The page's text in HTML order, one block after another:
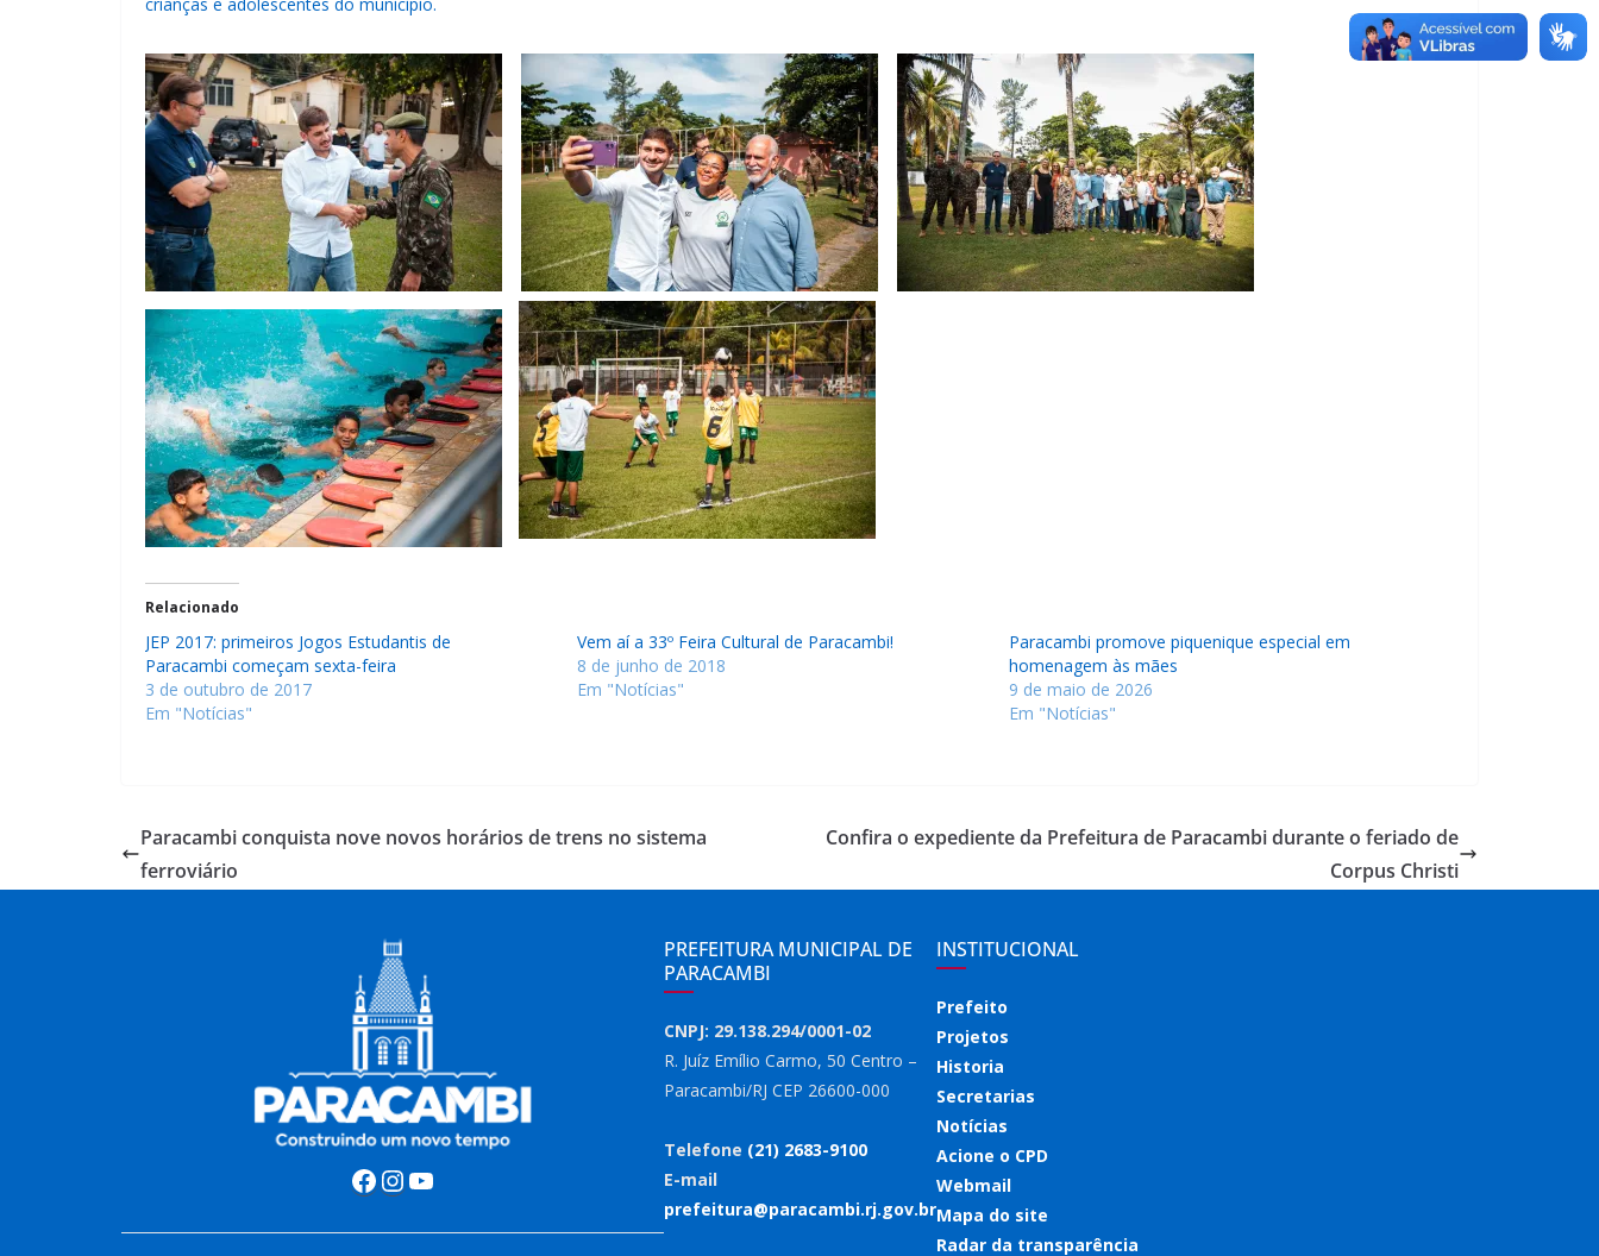
Relacionado
JEP 2017: primeiros Jogos Estudantis de
Paracambi começam sexta-feira
3 de outubro de 2017
Em "Notícias"
Vem aí a 33º Feira Cultural de Paracambi!
8 de junho de 2018
Em "Notícias"
Paracambi promove piquenique especial em
homenagem às mães
9 de maio de 2026
Em "Notícias"
Paracambi conquista nove novos horários de trens no sistema
ferroviário
Confira o expediente da Prefeitura de Paracambi durante o feriado de
Corpus Christi
Facebook
Instagram
Youtube
PREFEITURA MUNICIPAL DE
PARACAMBI
CNPJ: 29.138.294/0001-02
R. Juíz Emílio Carmo, 50 Centro –
Paracambi/RJ CEP 26600-000
Telefone (21) 2683-9100
E-mail
prefeitura@paracambi.rj.gov.br
INSTITUCIONAL
Prefeito
Projetos
Historia
Secretarias
Notícias
Acione o CPD
Webmail
Mapa do site
Radar da transparência